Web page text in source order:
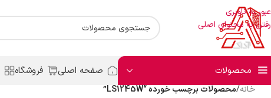
عبور به ناوبری
رفتن به محتوای اصلی
محصولات صفحه اصلی فروشگاه
خانه/محصولات برچسب خورده “LS1245W”